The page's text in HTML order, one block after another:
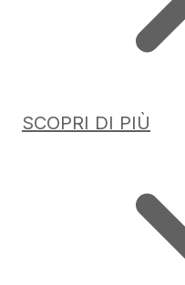
SCOPRI DI PIÙ